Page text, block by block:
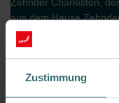
Zustimmung
Zehnder Charleston,
aus dem Hause
Strahlungswärme und